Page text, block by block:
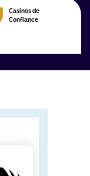
Casinos de
Confiance